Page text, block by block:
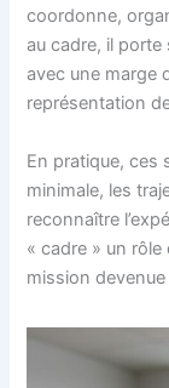
coordonne,
au cadre, il
avec une marge
représentation
En pratique, ces
minimale, les
reconnaître
« cadre » un rôle
mission